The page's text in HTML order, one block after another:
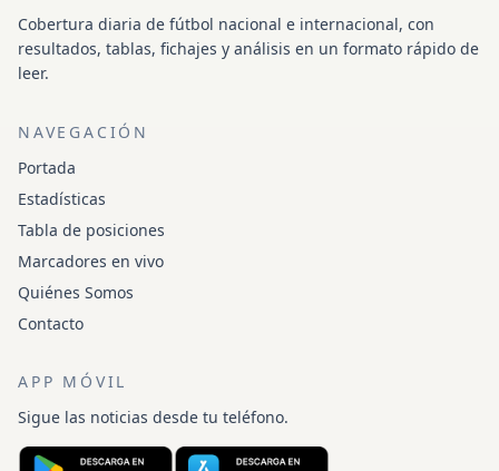
Cobertura diaria de fútbol nacional e internacional, con
resultados, tablas, fichajes y análisis en un formato rápido de
leer.
NAVEGACIÓN
Portada
Estadísticas
Tabla de posiciones
Marcadores en vivo
Quiénes Somos
Contacto
APP MÓVIL
Sigue las noticias desde tu teléfono.